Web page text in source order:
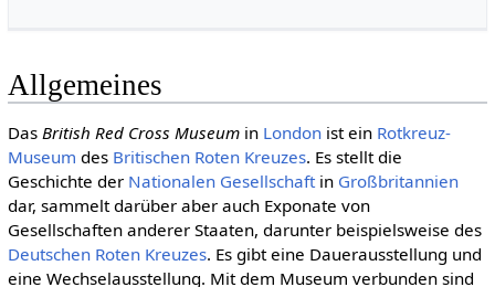
Allgemeines
Das British Red Cross Museumin Londonist ein Rotkreuz-
Museum des Bri­ti­schen Roten Kreuzes. Es stellt die
Geschichte der Natio­nalen Gesell­schaftin Großbritannien
dar, sammelt darüber aber auch Exponate von
Gesellschaften anderer Staaten, darunter beispielsweise des
Deut­schen Roten Kreu­zes. Es gibt eine Dauerausstellung und
eine Wechselausstellung. Mit dem Museum verbunden sind